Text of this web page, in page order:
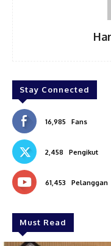
Stay Connected
16,985 Fans
2,458 Pengikut
61,453 Pelanggan
Must Read